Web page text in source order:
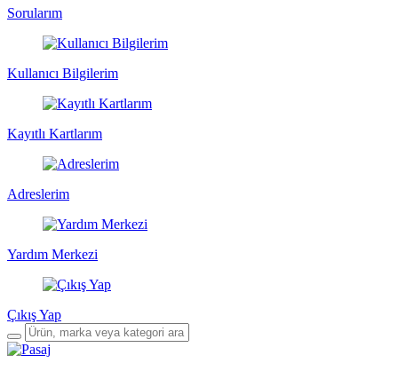
Sorularım
Kullanıcı Bilgilerim
Kayıtlı Kartlarım
Adreslerim
Yardım Merkezi
Çıkış Yap